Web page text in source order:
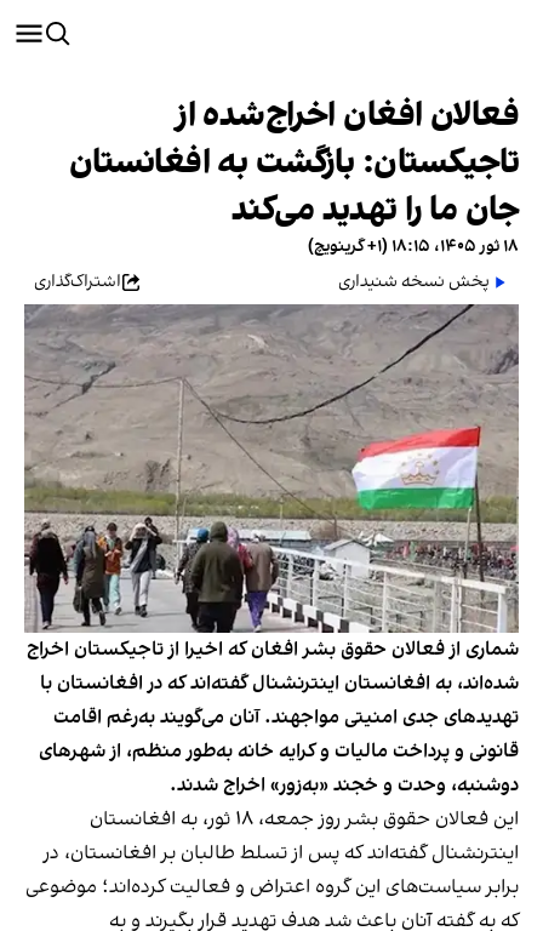
فعالان افغان اخراج‌شده از
تاجیکستان: بازگشت به افغانستان
جان ما را تهدید می‌کند
۱۸ ثور ۱۴۰۵، ۱۸:۱۵ (‎+۱ گرینویچ)
پخش نسخه شنیداری
اشتراک‌گذاری
شماری از فعالان حقوق بشر افغان که اخیرا از تاجیکستان اخراج
شده‌اند، به افغانستان اینترنشنال گفته‌اند که در افغانستان با
تهدیدهای جدی امنیتی مواجهند. آنان می‌گویند به‌رغم اقامت
قانونی و پرداخت مالیات و کرایه خانه به‌طور منظم، از شهرهای
دوشنبه، وحدت و خجند «به‌زور» اخراج شدند.
این فعالان حقوق بشر روز جمعه، ۱۸ ثور، به افغانستان
اینترنشنال گفته‌اند که پس از تسلط طالبان بر افغانستان، در
برابر سیاست‌های این گروه اعتراض و فعالیت کرده‌اند؛ موضوعی
که به گفته آنان باعث شد هدف تهدید قرار بگیرند و به